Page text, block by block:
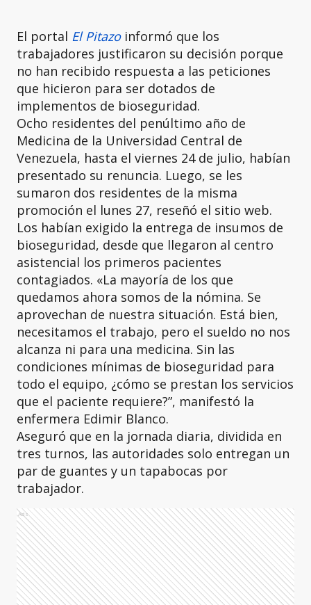
El portal El Pitazoinformó que los
trabajadores justificaron su decisión porque
no han recibido respuesta a las peticiones
que hicieron para ser dotados de
implementos de bioseguridad.
Ocho residentes del penúltimo año de
Medicina de la Universidad Central de
Venezuela, hasta el viernes 24 de julio, habían
presentado su renuncia. Luego, se les
sumaron dos residentes de la misma
promoción el lunes 27, reseñó el sitio web.
Los habían exigido la entrega de insumos de
bioseguridad, desde que llegaron al centro
asistencial los primeros pacientes
contagiados. «La mayoría de los que
quedamos ahora somos de la nómina. Se
aprovechan de nuestra situación. Está bien,
necesitamos el trabajo, pero el sueldo no nos
alcanza ni para una medicina. Sin las
condiciones mínimas de bioseguridad para
todo el equipo, ¿cómo se prestan los servicios
que el paciente requiere?”, manifestó la
enfermera Edimir Blanco.
Aseguró que en la jornada diaria, dividida en
tres turnos, las autoridades solo entregan un
par de guantes y un tapabocas por
trabajador.
Ads